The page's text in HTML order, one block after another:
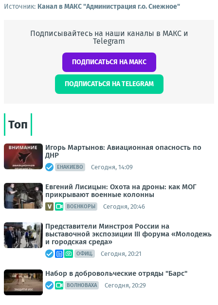
Источник: Канал в МАКС "Администрация г.о. Снежное"
Подписывайтесь на наши каналы в МАКС и
Telegram
ПОДПИСАТЬСЯ НА МАКС
ПОДПИСАТЬСЯ НА TELEGRAM
Топ
Игорь Мартынов: Авиационная опасность по
ДНР
ЕНАКИЕВО Сегодня, 14:09
Евгений Лисицын: Охота на дроны: как МОГ
прикрывают военные колонны
ВОЕНКОРЫ Сегодня, 20:46
Представители Минстроя России на
выставочной экспозиции III форума «Молодежь
и городская среда»
ОФИЦ. Сегодня, 20:21
Набор в добровольческие отряды "Барс"
ВОЛНОВАХА Сегодня, 20:29